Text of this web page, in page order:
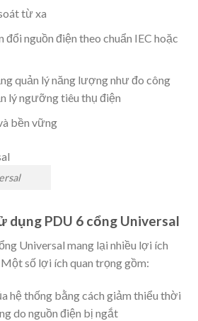
từ xa
đổi nguồn điện theo chuẩn IEC hoặc
quản lý năng lượng như đo công
lý ngưỡng tiêu thụ điện
bền vững
dụng PDU 6 cổng Universal
Universal mang lại nhiều lợi ích
số lợi ích quan trọng gồm:
hệ thống bằng cách giảm thiểu thời
do nguồn điện bị ngắt